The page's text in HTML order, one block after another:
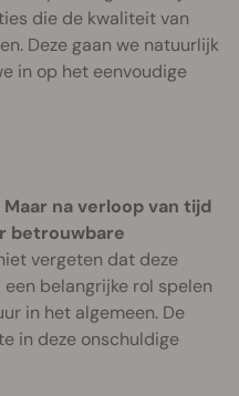
die de kwaliteit van
Deze gaan we natuurlijk
in op het eenvoudige
Maar na verloop van tijd
betrouwbare
vergeten dat deze
belangrijke rol spelen
in het algemeen. De
in deze onschuldige